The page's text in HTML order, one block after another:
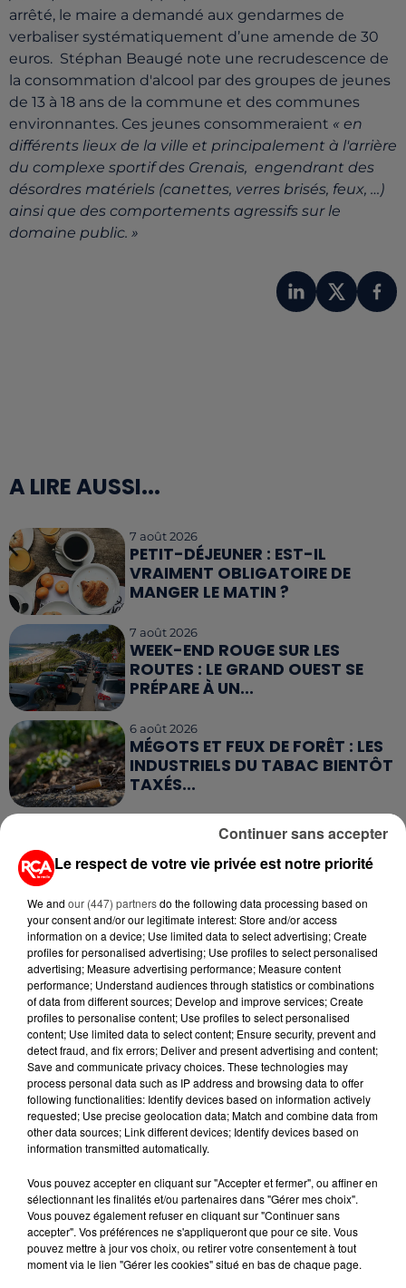
arrêté, le maire a demandé aux gendarmes de
verbaliser systématiquement d’une amende de 30
euros. Stéphan Beaugé note une recrudescence de
la consommation d'alcool par des groupes de jeunes
de 13 à 18 ans de la commune et des communes
environnantes. Ces jeunes consommeraient « en
différents lieux de la ville et principalement à l'arrière
du complexe sportif des Grenais, engendrant des
désordres matériels (canettes, verres brisés, feux, …)
ainsi que des comportements agressifs sur le
domaine public. »
A LIRE AUSSI...
7 août 2026
PETIT-DÉJEUNER : EST-IL
VRAIMENT OBLIGATOIRE DE
MANGER LE MATIN ?
7 août 2026
WEEK-END ROUGE SUR LES
ROUTES : LE GRAND OUEST SE
PRÉPARE À UN...
6 août 2026
MÉGOTS ET FEUX DE FORÊT : LES
INDUSTRIELS DU TABAC BIENTÔT
TAXÉS...
CANICULE : POURQUOI LES
BOUTEILLES D'EAU
5 août 2026
MANGER SAINEMENT COÛTE 25 %
PLUS CHER QU'IL Y A CINQ ANS,
ALERTE L’ONU
5 août 2026
QUELLES SONT LES MARQUES QUI
OFFRENT LE MEILLEUR RAPPORT...
RETROUVEZ TOUTE L'ACTU DE LA RÉGION ET
RECEVEZ LES ALERTES INFOS DE LA RÉDACTION
EN TÉLÉCHARGEANT L'APPLICATION MOBILE
RCA
Le respect de votre vie privée est notre priorité
We and our (447) partnersdo the following data processing based on
your consent and/or our legitimate interest: Store and/or access
information on a device; Use limited data to select advertising; Create
profiles for personalised advertising; Use profiles to select personalised
advertising; Measure advertising performance; Measure content
performance; Understand audiences through statistics or combinations
of data from different sources; Develop and improve services; Create
profiles to personalise content; Use profiles to select personalised
content; Use limited data to select content; Ensure security, prevent and
detect fraud, and fix errors; Deliver and present advertising and content;
Save and communicate privacy choices. These technologies may
process personal data such as IP address and browsing data to offer
following functionalities: Identify devices based on information actively
requested; Use precise geolocation data; Match and combine data from
other data sources; Link different devices; Identify devices based on
information transmitted automatically.
Vous pouvez accepter en cliquant sur "Accepter et fermer", ou affiner en
sélectionnant les finalités et/ou partenaires dans "Gérer mes choix".
Vous pouvez également refuser en cliquant sur "Continuer sans
accepter". Vos préférences ne s'appliqueront que pour ce site. Vous
pouvez mettre à jour vos choix, ou retirer votre consentement à tout
moment via le lien "Gérer les cookies" situé en bas de chaque page.
Continuer sans accepter